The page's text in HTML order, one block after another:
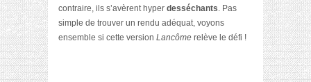
contraire, ils s’avèrent hyper desséchants. Pas
simple de trouver un rendu adéquat, voyons
ensemble si cette version Lancôme relève le défi !